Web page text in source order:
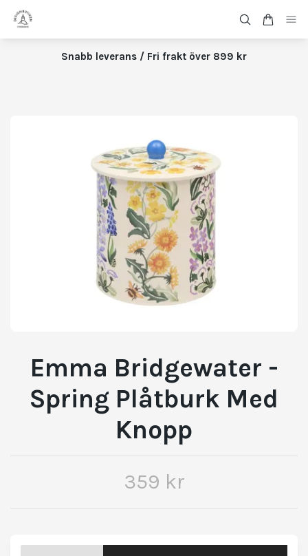
Snabb leverans / Fri frakt över 899 kr
Emma Bridgewater -
Spring Plåtburk Med
Knopp
359 kr